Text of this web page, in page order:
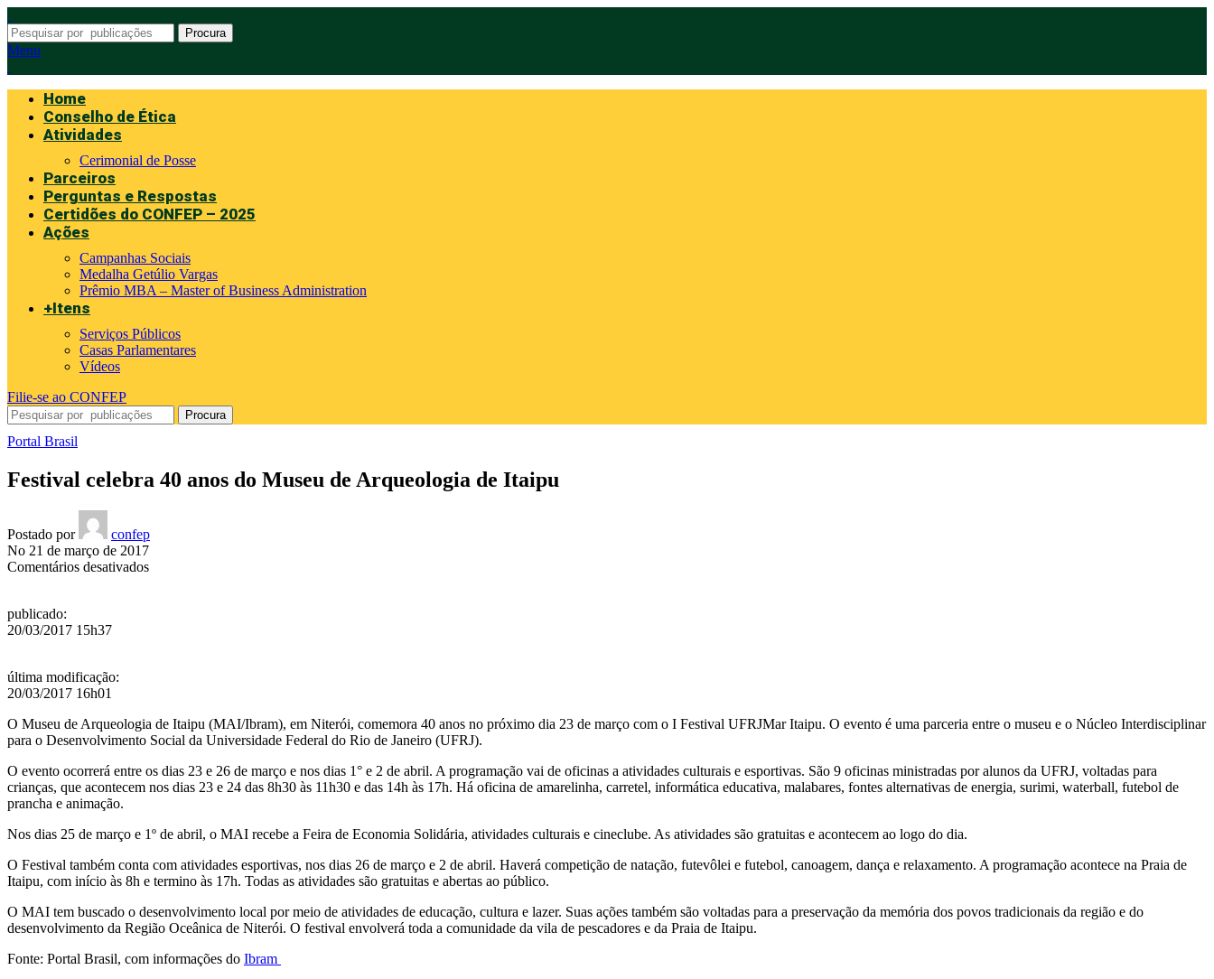
Procura
Menu
Home
Conselho de Ética
Atividades
Cerimonial de Posse
Parceiros
Perguntas e Respostas
Certidões do CONFEP – 2025
Ações
Campanhas Sociais
Medalha Getúlio Vargas
Prêmio MBA – Master of Business Administration
+Itens
Serviços Públicos
Casas Parlamentares
Vídeos
Filie-se ao CONFEP
Procura
Portal Brasil
Festival celebra 40 anos do Museu de Arqueologia de Itaipu
Postado por
confep
No 21 de março de 2017
Comentários desativadosem
Itaipu
publicado:
20/03/2017 15h37
última modificação:
20/03/2017 16h01
O Museu de Arqueologia de Itaipu (MAI/Ibram), em Niterói, comemora 40 anos no próximo dia 23 de março com o I Festival UFRJMar Itaipu. O evento é uma parceria entre o museu e o Núcleo Interdisciplinar
para o Desenvolvimento Social da Universidade Federal do Rio de Janeiro (UFRJ).
O evento ocorrerá entre os dias 23 e 26 de março e nos dias 1° e 2 de abril. A programação vai de oficinas a atividades culturais e esportivas. São 9 oficinas ministradas por alunos da UFRJ, voltadas para
crianças, que acontecem nos dias 23 e 24 das 8h30 às 11h30 e das 14h às 17h. Há oficina de amarelinha, carretel, informática educativa, malabares, fontes alternativas de energia, surimi, waterball, futebol de
prancha e animação.
Nos dias 25 de março e 1º de abril, o MAI recebe a Feira de Economia Solidária, atividades culturais e cineclube. As atividades são gratuitas e acontecem ao logo do dia.
O Festival também conta com atividades esportivas, nos dias 26 de março e 2 de abril. Haverá competição de natação, futevôlei e futebol, canoagem, dança e relaxamento. A programação acontece na Praia de
Itaipu, com início às 8h e termino às 17h. Todas as atividades são gratuitas e abertas ao público.
O MAI tem buscado o desenvolvimento local por meio de atividades de educação, cultura e lazer. Suas ações também são voltadas para a preservação da memória dos povos tradicionais da região e do
desenvolvimento da Região Oceânica de Niterói. O festival envolverá toda a comunidade da vila de pescadores e da Praia de Itaipu.
Fonte: Portal Brasil, com informações do Ibram